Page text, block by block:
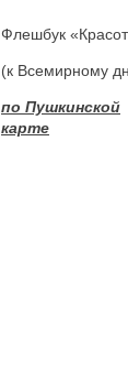
Флешбук
(к Всемирному
по Пушкинской
карте